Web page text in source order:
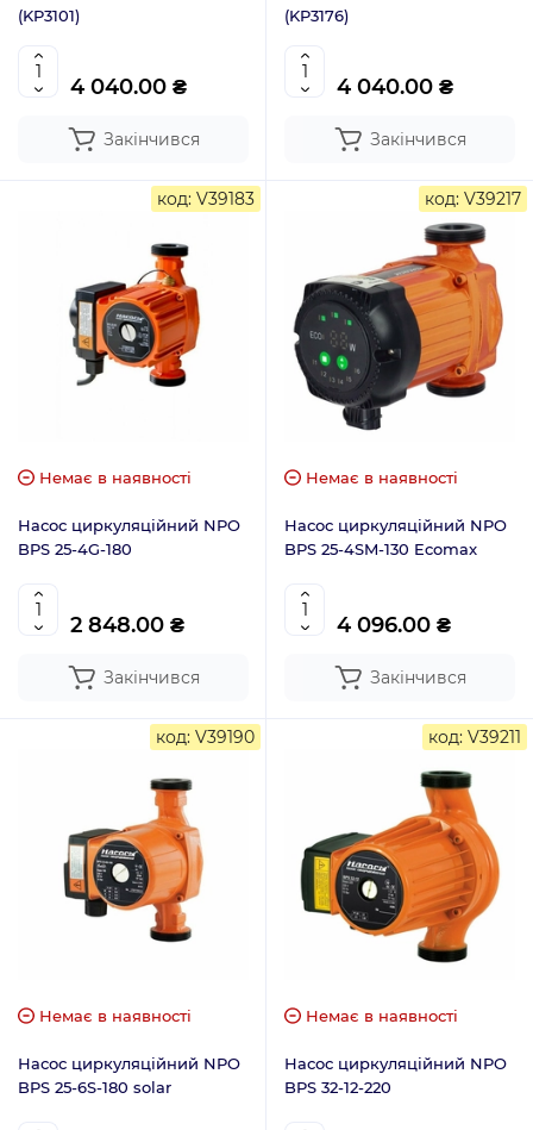
(KP3101)
4 040.00 ₴
Закінчився
(KP3176)
4 040.00 ₴
Закінчився
код: V39183
Немає в наявності
Насос циркуляційний NPO
BPS 25-4G-180
2 848.00 ₴
Закінчився
код: V39217
Немає в наявності
Насос циркуляційний NPO
BPS 25-4SM-130 Ecomax
4 096.00 ₴
Закінчився
код: V39190
Немає в наявності
Насос циркуляційний NPO
BPS 25-6S-180 solar
код: V39211
Немає в наявності
Насос циркуляційний NPO
BPS 32-12-220